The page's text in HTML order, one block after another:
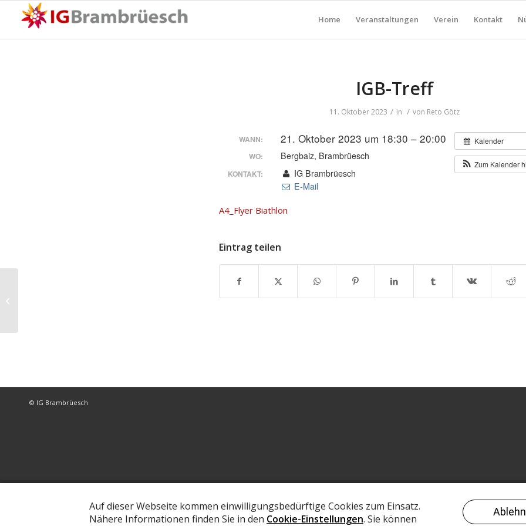
Home Veranstaltungen Verein Kontakt
IGB-Treff
11. Oktober 2023 / in / von Reto Götz
Kalender
Zum Kalender
WANN: 21. Oktober 2023 um 18:30 – 20:00
WO: Bergbaiz, Brambrüesch
KONTAKT:
IG Brambrüesch
E-Mail
A4_Flyer Biathlon
Eintrag teilen
© IG Brambrüesch